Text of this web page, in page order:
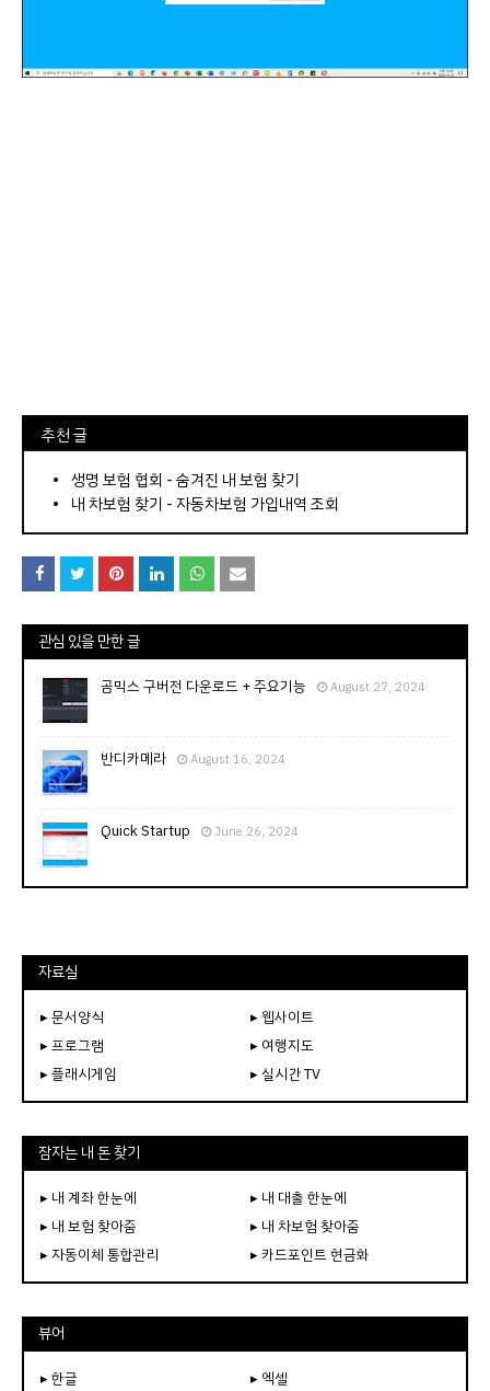
⠀추천 글
⠀­­­­­­­­؜؜؜؜­­­­­­­­؜؜؜؜• 생명 보험 협회 - 숨겨진 내 보험 찾기
내 차보험 찾기 - 자동차보험 가입내역 조회
관심 있을 만한 글
곰믹스 구버전 다운로드 + 주요기능 August 27, 2024
반디카메라 August 16, 2024
Quick Startup June 26, 2024
자료실
▸ 문서양식
▸ 웹사이트
▸ 프로그램
▸ 여행지도
▸ 플래시게임
▸ 실시간 TV
잠자는 내 돈 찾기
▸ 내 계좌 한눈에
▸ 내 대출 한눈에
▸ 내 보험 찾아줌
▸ 내 차보험 찾아줌
▸ 자동이체 통합관리
▸ 카드포인트 현금화
뷰어
▸ 한글
▸ 엑셀